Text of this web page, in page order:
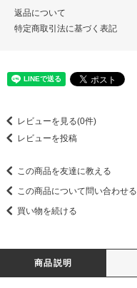
返品について
特定商取引法に基づく表記
レビューを見る(0件)
レビューを投稿
この商品を友達に教える
この商品について問い合わせる
買い物を続ける
商品説明